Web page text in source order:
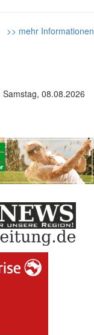
>> mehr Informationen
Samstag, 08.08.2026